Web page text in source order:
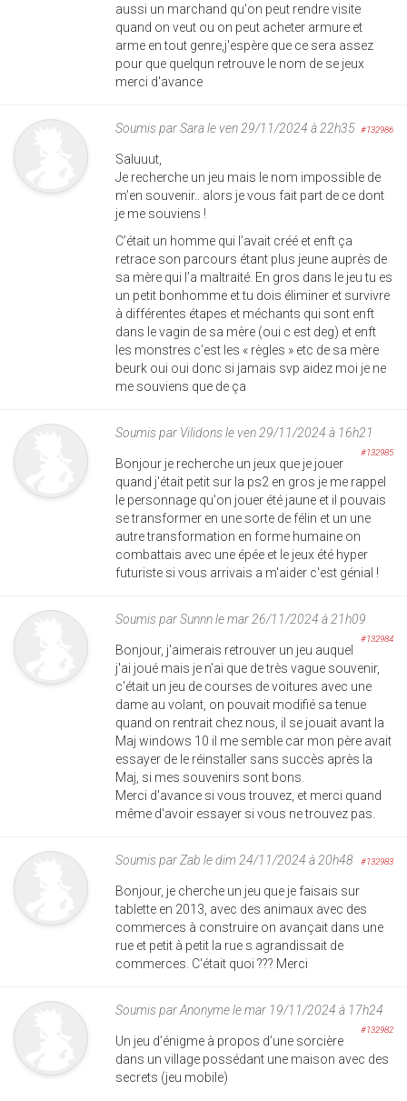
aussi un marchand qu'on peut rendre visite
quand on veut ou on peut acheter armure et
arme en tout genre,j'espère que ce sera assez
pour que quelqun retrouve le nom de se jeux
merci d'avance
Soumis parSarale ven 29/11/2024 à 22h35 #132986
Saluuut,
Je recherche un jeu mais le nom impossible de
m’en souvenir.. alors je vous fait part de ce dont
je me souviens !
C’était un homme qui l’avait créé et enft ça
retrace son parcours étant plus jeune auprès de
sa mère qui l’a maltraité. En gros dans le jeu tu es
un petit bonhomme et tu dois éliminer et survivre
à différentes étapes et méchants qui sont enft
dans le vagin de sa mère (oui c est deg) et enft
les monstres c’est les « règles » etc de sa mère
beurk oui oui donc si jamais svp aidez moi je ne
me souviens que de ça
Soumis par Vilidonsle ven 29/11/2024 à 16h21
#132985
Bonjour je recherche un jeux que je jouer
quand j'était petit sur la ps2 en gros je me rappel
le personnage qu'on jouer été jaune et il pouvais
se transformer en une sorte de félin et un une
autre transformation en forme humaine on
combattais avec une épée et le jeux été hyper
futuriste si vous arrivais a m'aider c'est génial !
Soumis parSunnnle mar 26/11/2024 à 21h09
#132984
Bonjour, j'aimerais retrouver un jeu auquel
j'ai joué mais je n'ai que de très vague souvenir,
c'était un jeu de courses de voitures avec une
dame au volant, on pouvait modifié sa tenue
quand on rentrait chez nous, il se jouait avant la
Maj windows 10 il me semble car mon père avait
essayer de le réinstaller sans succès après la
Maj, si mes souvenirs sont bons.
Merci d'avance si vous trouvez, et merci quand
même d'avoir essayer si vous ne trouvez pas.
Soumis parZab le dim 24/11/2024 à 20h48 #132983
Bonjour, je cherche un jeu que je faisais sur
tablette en 2013, avec des animaux avec des
commerces à construire on avançait dans une
rue et petit à petit la rue s agrandissait de
commerces. C'était quoi ??? Merci
Soumis parAnonymele mar 19/11/2024 à 17h24
#132982
Un jeu d’énigme à propos d’une sorcière
dans un village possédant une maison avec des
secrets (jeu mobile)